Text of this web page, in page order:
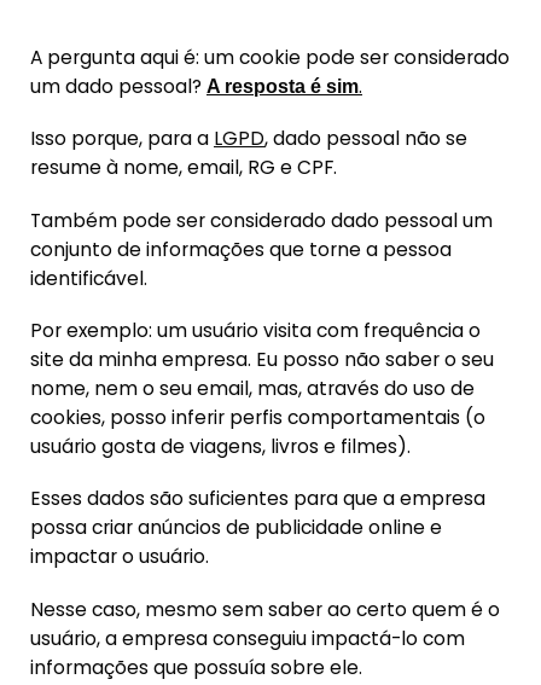
A pergunta aqui é: um cookie pode ser considerado
um dado pessoal? A resposta é sim.
Isso porque, para a LGPD, dado pessoal não se
resume à nome, email, RG e CPF.
Também pode ser considerado dado pessoal um
conjunto de informações que torne a pessoa
identificável.
Por exemplo: um usuário visita com frequência o
site da minha empresa. Eu posso não saber o seu
nome, nem o seu email, mas, através do uso de
cookies, posso inferir perfis comportamentais (o
usuário gosta de viagens, livros e filmes).
Esses dados são suficientes para que a empresa
possa criar anúncios de publicidade online e
impactar o usuário.
Nesse caso, mesmo sem saber ao certo quem é o
usuário, a empresa conseguiu impactá-lo com
informações que possuía sobre ele.